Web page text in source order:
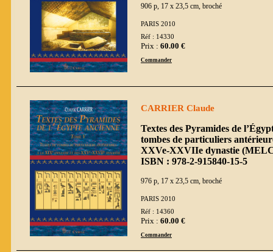
906 p, 17 x 23,5 cm, broché
PARIS 2010
Réf : 14330
Prix : 60.00 €
Commander
CARRIER Claude
Textes des Pyramides de
tombes de particuliers
XXVe-XXVIIe dynastie
ISBN : 978-2-915840-15-5
976 p, 17 x 23,5 cm, broché
PARIS 2010
Réf : 14360
Prix : 60.00 €
Commander